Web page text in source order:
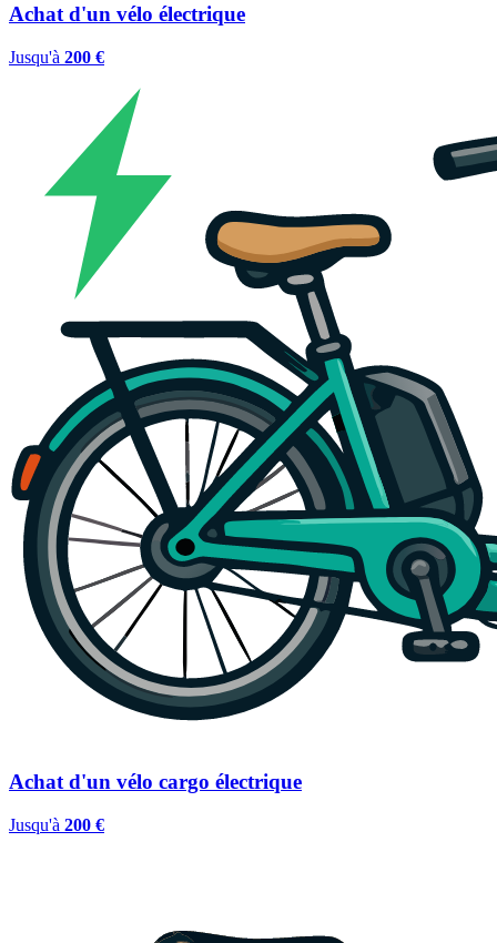
Achat d'un vélo électrique
Jusqu'à 200 €
Achat d'un vélo cargo électrique
Jusqu'à 200 €